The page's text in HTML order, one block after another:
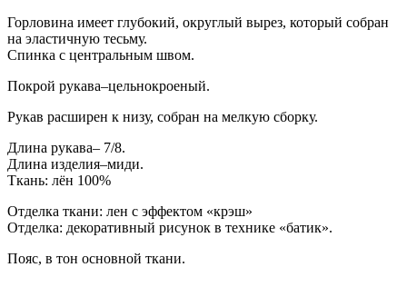
Горловина имеет глубокий, округлый вырез, который собран
на эластичную тесьму.
Спинка с центральным швом.
Покрой рукава–цельнокроеный.
Рукав расширен к низу, собран на мелкую сборку.
Длина рукава– 7/8.
Длина изделия–миди.
Ткань: лён 100%
Отделка ткани: лен с эффектом «крэш»
Отделка: декоративный рисунок в технике «батик».
Пояс, в тон основной ткани.